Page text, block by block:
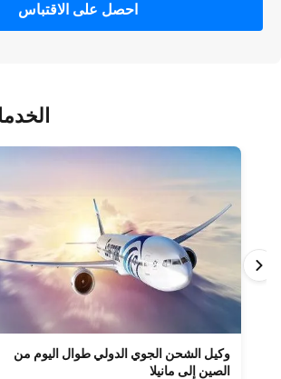
احصل على الاقتباس
وكيل الشحن الجوي الدولي طوال اليوم من
الصين إلى مانيلا